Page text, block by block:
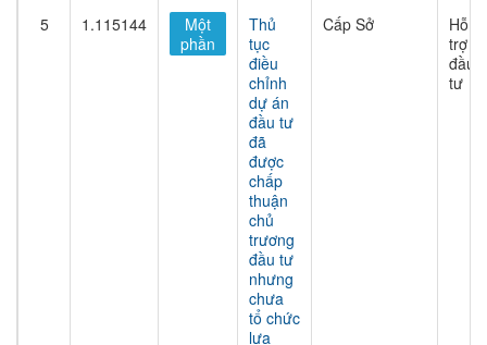
5 1.115144
Một
phần
Thủ
tục
điều
chỉnh
dự án
đầu tư
đã
được
chấp
thuận
chủ
trương
đầu tư
nhưng
chưa
tổ chức
lựa
Cấp Sở
Hỗ
trợ
đầu
tư